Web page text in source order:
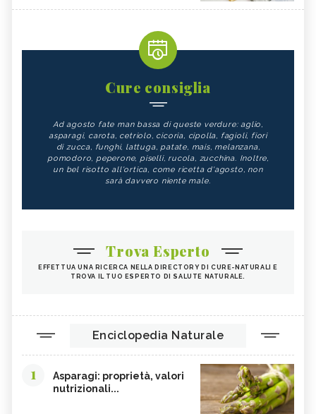
Cure consiglia
Ad agosto fate man bassa di queste verdure: aglio,
asparagi, carota, cetriolo, cicoria, cipolla, fagioli, fiori
di zucca, funghi, lattuga, patate, mais, melanzana,
pomodoro, peperone, piselli, rucola, zucchina. Inoltre,
un bel risotto all'ortica, come ricetta d'agosto, non
sarà davvero niente male.
Trova Esperto
EFFETTUA UNA RICERCA NELLA DIRECTORY DI CURE-NATURALI E
TROVA IL TUO ESPERTO DI SALUTE NATURALE.
Enciclopedia Naturale
1
Asparagi: proprietà, valori
nutrizionali...